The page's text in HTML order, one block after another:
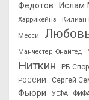
Федотов
Ислам
Харрикейнз
Килиан
Месси
Манчестер Юнайтед
Ниткин
РБ
РОССИИ
Сергей
Фьюри
УЕФА